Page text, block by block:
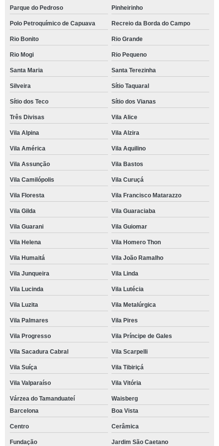
Parque do Pedroso Pinheirinho
Polo Petroquímico de Capuava Recreio da Borda do Campo
Rio Bonito Rio Grande
Rio Mogi Rio Pequeno
Santa Maria Santa Terezinha
Silveira Sítio Taquaral
Sítio dos Teco Sítio dos Vianas
Três Divisas Vila Alice
Vila Alpina Vila Alzira
Vila América Vila Aquilino
Vila Assunção Vila Bastos
Vila Camilópolis Vila Curuçá
Vila Floresta Vila Francisco Matarazzo
Vila Gilda Vila Guaraciaba
Vila Guarani Vila Guiomar
Vila Helena Vila Homero Thon
Vila Humaitá Vila João Ramalho
Vila Junqueira Vila Linda
Vila Lucinda Vila Lutécia
Vila Luzita Vila Metalúrgica
Vila Palmares Vila Pires
Vila Progresso Vila Príncipe de Gales
Vila Sacadura Cabral Vila Scarpelli
Vila Suíça Vila Tibiriçá
Vila Valparaíso Vila Vitória
Várzea do Tamanduateí
Waisberg
Barcelona
Boa Vista
Centro Cerâmica
Fundação Jardim São Caetano